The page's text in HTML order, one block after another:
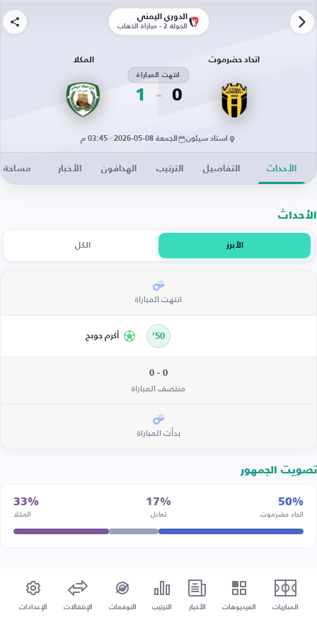
الدوري اليمني
الجولة 2 - مباراة الذهاب
اتحاد حضرموت
0
انتهت المباراة
1
المكلا
استاد سيئون الجمعة 08-05-2026 · 03:45 م
الأحداث التفاصيل الترتيب الهدافون الأخبار مساحة
الأحداث
الأبرز الكل
انتهت المباراة
50’ أكرم جوبح
0 - 0
منتصف المباراة
بدأت المباراة
تصويت الجمهور
50%
اتحاد حضرموت
17%
تعادل
33%
المكلا
المباريات الفيديوهات الأخبار الترتيب التوقعات الإنتقالات الإعدادات